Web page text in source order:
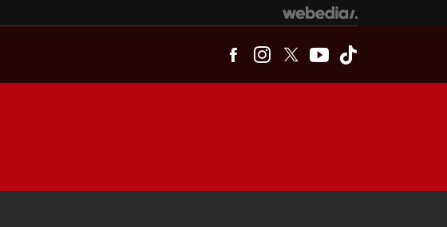
FacebookInstagram
Twitter Youtube